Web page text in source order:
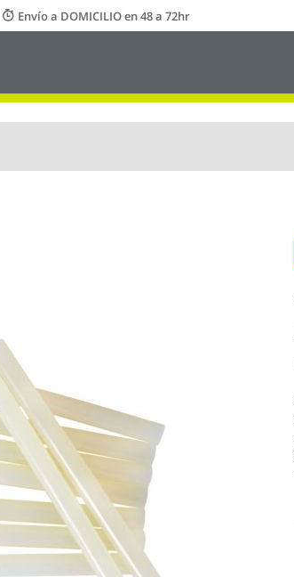
Envío a DOMICILIO en 48 a 72hr